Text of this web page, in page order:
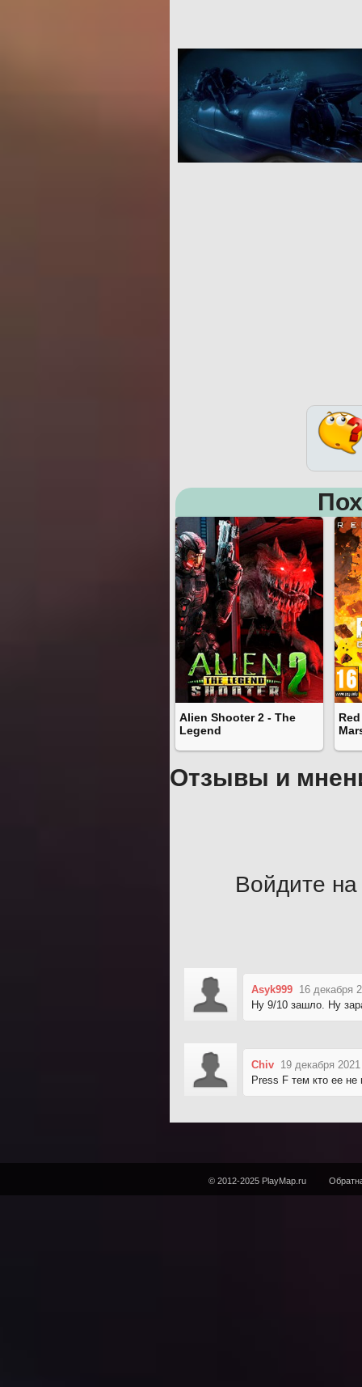
Alien Shooter 2 - The
Legend
Отзывы и
Войдите на
Asyk999 16 декабря
Ну 9/10 зашло. Ну
Chiv 19 декабря
Press F тем кто ее
© 2012-2025 PlayMap.ru